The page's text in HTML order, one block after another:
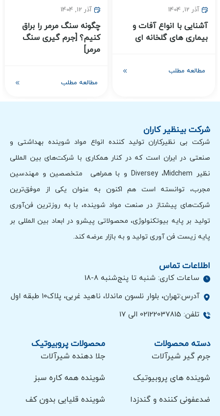
آذر 12, 1404
آشنایی با انواع آفات و
بیماری های گلخانه ای
مطالعه مطلب
آذر 12, 1404
چگونه سنگ مرمر را براق
کنیم؟ [جرم گیری سنگ
مرمر]
مطالعه مطلب
شرکت بینظیر کاران
شرکت بی نظیرکاران تولید کننده انواع مواد شوینده بهداشتی و
صنعتی در ایران است که در کنار همکاری با شرکت‌های بین المللی
نظیر Diversey ،Midchem و با همراهی متخصصین و مهندسین
مجرب، توانسته است هم اکنون به عنوان یکی از موفق‌ترین
شرکت‌های پیشتاز در صنعت مواد شوینده، با به روزترین فن‌آوری
تولید بر پایه بیوتکنولوژی، محصولاتی پیشرو در ابعاد بین المللی بر
پایه زیست فن آوری تولید و به بازار عرضه کند.
دسته محصولات
جرم گیر شیرآلات
شوینده های پروبیوتیک
ضدعفونی کننده و گندزدا
محصولات پروبیوتیک
جلا دهنده شیرآلات
شوینده همه کاره سبز
شوینده قلیایی بدون کف
اطلاعات تماس
ساعات کاری: شنبه تا پنج‌شنبه 8-18
آدرس:تهران، بلوار نلسون ماندلا، ناهید غربی، پلاک۱۰ طبقه اول
تلفن: 02122037815 الی 17